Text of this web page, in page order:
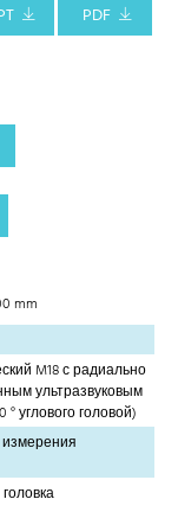
PDF
mm
M18 с радиально
ультразвуковым
° углового головой)